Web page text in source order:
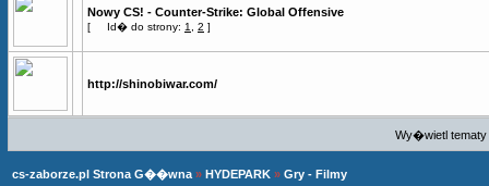
Nowy CS! - Counter-Strike: Global Offensive
[ Id� do strony: 1 2 ]
http://shinobiwar.com/
Wy�wietl
cs-zaborze.pl Strona G��wna » HYDEPARK » Gry - Filmy